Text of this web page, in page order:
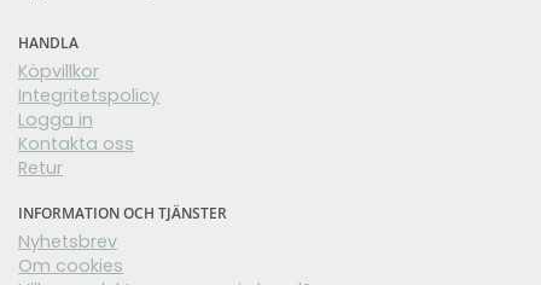
HANDLA
Köpvillkor
Integritetspolicy
Logga in
Kontakta oss
Retur
INFORMATION OCH TJÄNSTER
Nyhetsbrev
Om cookies